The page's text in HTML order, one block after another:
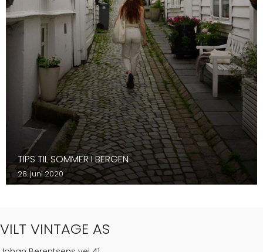
TIPS TIL SOMMER I BERGEN
28. juni 2020
VILT VINTAGE AS